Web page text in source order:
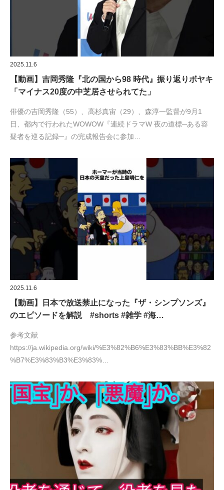
2025.11.6
【動画】吉岡秀隆『北の国から98 時代』振り返りボヤキ
「マイナス20度の中芝居させられてた」
俳優の吉岡秀隆（55）、高杉真宙（29）、森淳一監督が9月1
日、都内で行われたWOWOW『連続ドラマW 夜の道標─ある容
疑者を巡る記録─』の完成報告会に参加…
2025.11.6
【動画】日本で放送禁止になった『ザ・シンプソンズ』
のエピソードを解説 #shorts #雑学 #海…
参考文献
https://ja.wikipedia.org/wiki/%E3%82%B6%E3%83%BB%E3%82
%B7%E3%83%B3%E3%83%…